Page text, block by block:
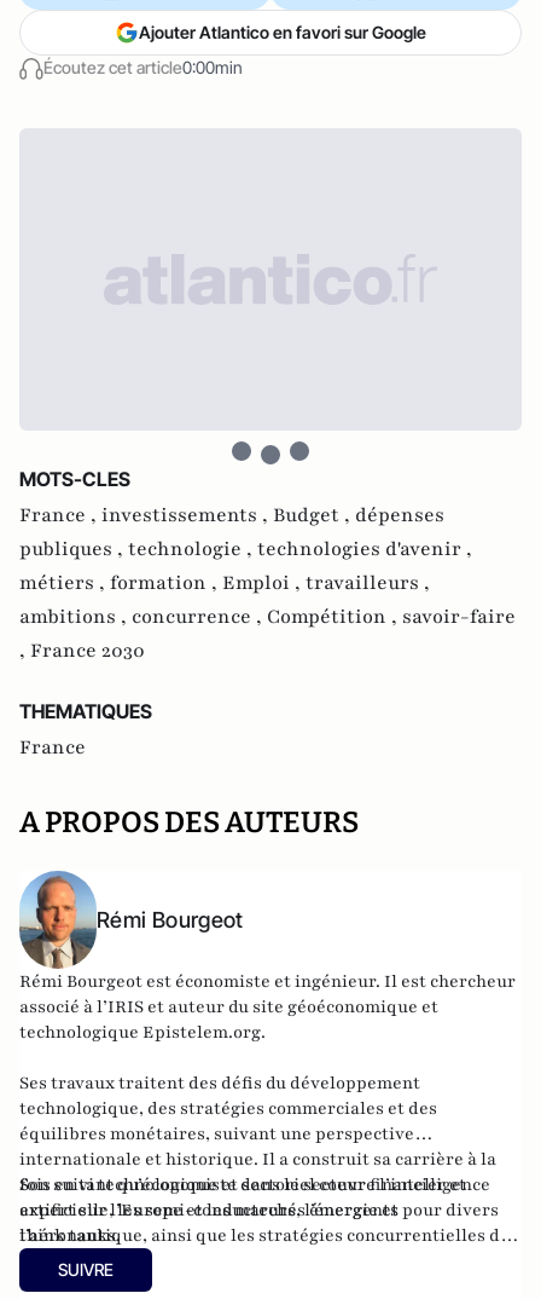
Écoutez cet article0:00min
Ajouter Atlantico en favori sur Google
MOTS-CLES
France , investissements , Budget , dépenses
publiques , technologie , technologies d'avenir ,
métiers , formation , Emploi , travailleurs ,
ambitions , concurrence , Compétition , savoir-faire
, France 2030
THEMATIQUES
France
A PROPOS DES AUTEURS
Rémi Bourgeot
Rémi Bourgeot est économiste et ingénieur. Il est chercheur
associé à l’IRIS et auteur du site géoéconomique et
technologique Epistelem.org.
Ses travaux traitent des défis du développement
technologique, des stratégies commerciales et des
équilibres monétaires, suivant une perspective
internationale et historique. Il a construit sa carrière à la
fois en tant qu’économiste dans le secteur financier et
expert sur l’Europe et les marchés émergents pour divers
think tanks.
Son suivi technologique et sectoriel couvre l’intelligence
artificielle, les semi-conducteurs, l’énergie et
l’aéronautique, ainsi que les stratégies concurrentielles des
grandes puissances dans ces domaines. Ingénieur de l’ISAE-
Supaéro, il est également titulaire d’un master de l’École
SUIVRE